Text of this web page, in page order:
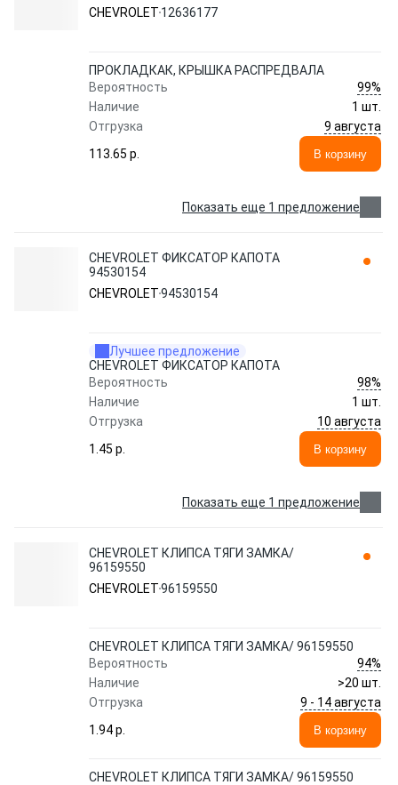
CHEVROLET 12636177
ПРОКЛАДКАК, КРЫШКА РАСПРЕДВАЛА
Вероятность
99%
Наличие
1 шт.
Отгрузка
9 августа
113.65 p.
В корзину
Показать еще 1 предложение
CHEVROLET ФИКСАТОР КАПОТА
94530154
CHEVROLET94530154
Лучшее предложение
CHEVROLET ФИКСАТОР КАПОТА
Вероятность
98%
Наличие
1 шт.
Отгрузка
10 августа
1.45 p.
В корзину
Показать еще 1 предложение
CHEVROLET КЛИПСА ТЯГИ ЗАМКА/
96159550
CHEVROLET96159550
CHEVROLET КЛИПСА ТЯГИ ЗАМКА/ 96159550
Вероятность
94%
Наличие
>20 шт.
Отгрузка
9 - 14 августа
1.94 p.
В корзину
CHEVROLET КЛИПСА ТЯГИ ЗАМКА/ 96159550